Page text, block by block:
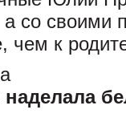
со своими
чем к
наделала